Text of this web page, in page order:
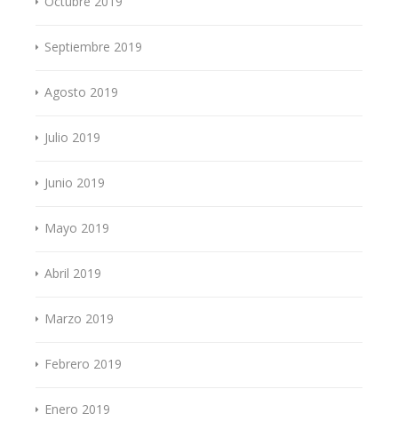
Septiembre 2019
Agosto 2019
Julio 2019
Junio 2019
Mayo 2019
Abril 2019
Marzo 2019
Febrero 2019
Enero 2019